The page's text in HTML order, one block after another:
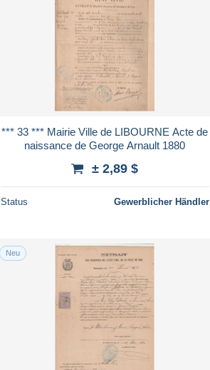
*** 33 *** Mairie Ville de LIBOURNE Acte de
naissance de George Arnault 1880
± 2,89 $
Status Gewerblicher Händler
Neu